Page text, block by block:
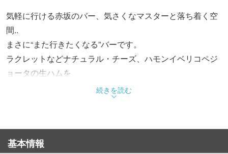
気軽に行ける赤坂のバー、気さくなマスターと落ち着く空
間..
まさに“また行きたくなる”バーです。
ラクレットなどナチュラル・チーズ、ハモンイベリコペジ
ョータの生ハムを
続きを読む
基本情報